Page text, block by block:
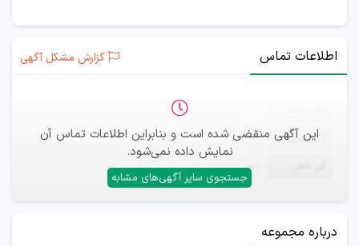
اطلاعات تماس گزارش مشکل آگهی
این آگهی منقضی شده است و بنابراین اطلاعات تماس آن
نمایش داده نمی‌شود.
جستجوی سایر آگهی‌های مشابه
ایمیل —
—
درباره مجموعه